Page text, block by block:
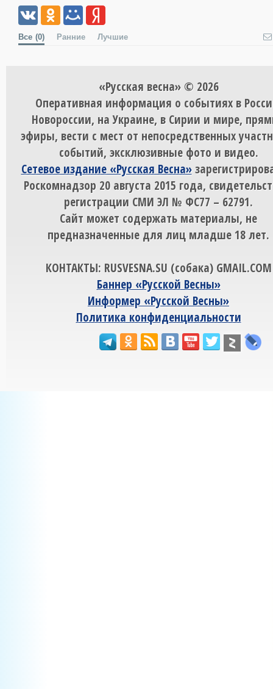
Все (0) Ранние Лучшие
«Русская весна» © 2026
Оперативная информация о событиях в
Новороссии, на Украине, в Сирии и мире,
эфиры, вести с мест от непосредственных
событий, эксклюзивные фото и видео.
Сетевое издание «Русская Весна»
Роскомнадзор 20 августа 2015 года,
регистрации СМИ ЭЛ № ФС77 – 62791.
Сайт может содержать материалы, не
предназначенные для лиц младше 18 лет.
КОНТАКТЫ: RUSVESNA.SU (собака) GMAIL.COM
Баннер «Русской Весны»
Информер «Русской Весны»
Политика конфиденциальности